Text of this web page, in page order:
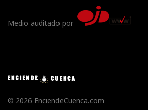
Medio auditado por
© 2026 EnciendeCuenca.com